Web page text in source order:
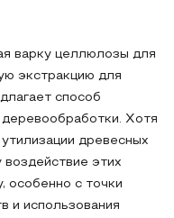
варку целлюлозы для
экстракцию для
способ
Хотя
древесных
воздействие этих
особенно с точки
и использования